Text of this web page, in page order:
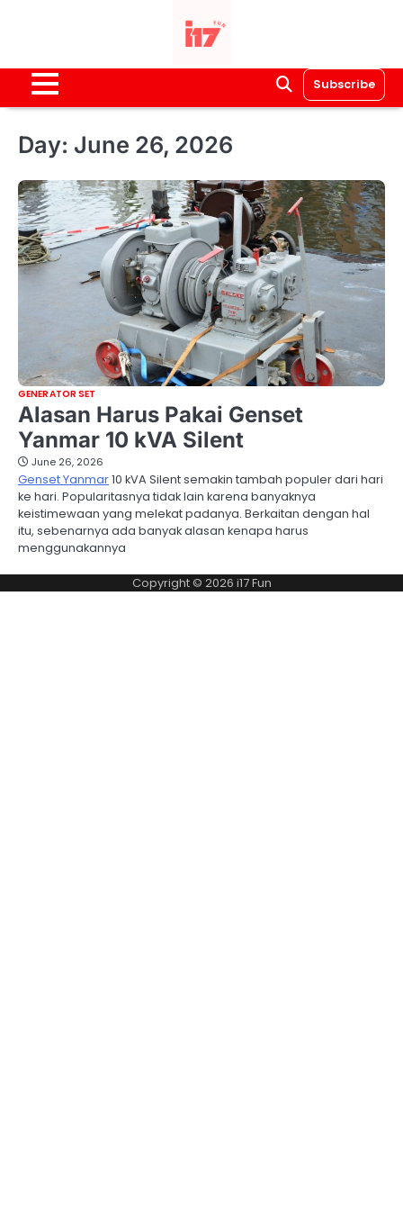
Subscribe
Day: June 26, 2026
GENERATOR SET
Alasan Harus Pakai Genset
Yanmar 10 kVA Silent
June 26, 2026
Genset Yanmar10 kVA Silent semakin tambah populer dari hari
ke hari. Popularitasnya tidak lain karena banyaknya
keistimewaan yang melekat padanya. Berkaitan dengan hal
itu, sebenarnya ada banyak alasan kenapa harus
menggunakannya
Copyright © 2026 i17 Fun